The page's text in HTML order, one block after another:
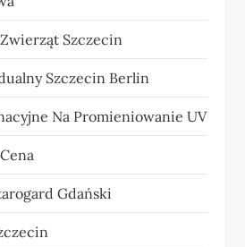
Szczecin
Szczecin Berlin
Na Promieniowanie UV
Gdański